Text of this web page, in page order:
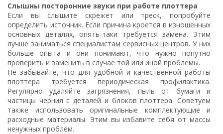
Слышны посторонние звуки при работе плоттера
Если вы слышите скрежет или треск, попробуйте
определить источник. Если причина кроется в изношенных
основных деталях, опять-таки требуется замена. Этим
лучше заниматься специалистам сервисных центров. У них
больше опыта и они понимают, что нужно попутно
проверить и заменить в случае той или иной проблемы.
Не забывайте, что для удобной и качественной работы
плоттера требуется периодическая профилактика.
Регулярно удаляйте загрязнения, пыль от бумаги и
частицы чернил с деталей и блоков плоттера. Советуем
также использовать оригинальные комплектующие и
расходные материалы. Этим вы избавите себя от массы
ненужных проблем.